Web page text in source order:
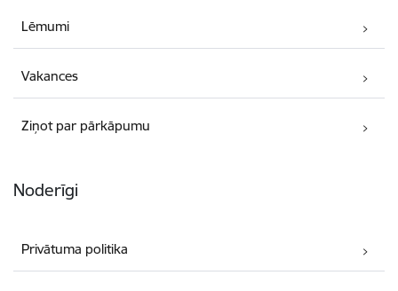
Lēmumi
Vakances
Ziņot par pārkāpumu
Noderīgi
Privātuma politika